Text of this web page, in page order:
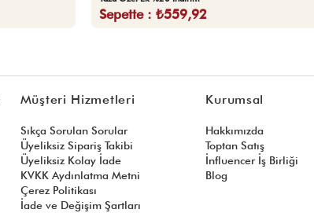
Sepette : ₺559,92
Müşteri Hizmetleri
Sıkça Sorulan Sorular
Üyeliksiz Sipariş Takibi
Üyeliksiz Kolay İade
KVKK Aydınlatma Metni
Çerez Politikası
İade ve Değişim Şartları
Kurumsal
Hakkımızda
Toptan Satış
İnfluencer İş Birliği
Blog